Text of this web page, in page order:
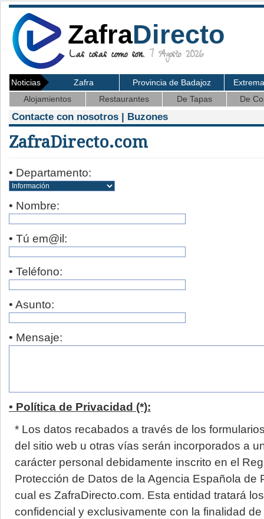
ZafraDirecto
Las cosas como son. 7 Agosto 2026
Noticias Zafra Provincia de Badajoz
Alojamientos
Restaurantes De Tapas De
Contacte con nosotros | Buzones
ZafraDirecto.com
• Departamento:
• Nombre:
• Tú em@il:
• Teléfono:
• Asunto:
• Mensaje:
• Política de Privacidad (*):
* Los datos recabados a través de los
del sitio web u otras vías serán incorporados a
carácter personal debidamente inscrito en el
Protección de Datos de la Agencia Española de
cual es ZafraDirecto.com. Esta entidad tratará
confidencial y exclusivamente con la finalidad